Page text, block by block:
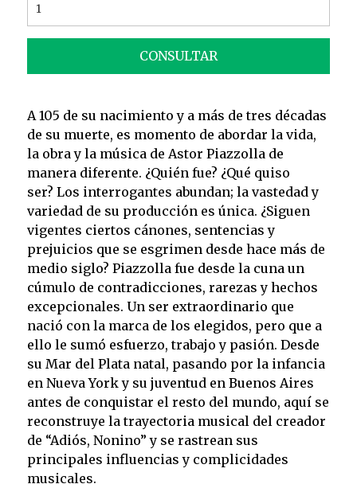
CONSULTAR
A 105 de su nacimiento y a más de tres décadas
de su muerte, es momento de abordar la vida,
la obra y la música de Astor Piazzolla de
manera diferente. ¿Quién fue? ¿Qué quiso
ser? Los interrogantes abundan; la vastedad y
variedad de su producción es única. ¿Siguen
vigentes ciertos cánones, sentencias y
prejuicios que se esgrimen desde hace más de
medio siglo? Piazzolla fue desde la cuna un
cúmulo de contradicciones, rarezas y hechos
excepcionales. Un ser extraordinario que
nació con la marca de los elegidos, pero que a
ello le sumó esfuerzo, trabajo y pasión. Desde
su Mar del Plata natal, pasando por la infancia
en Nueva York y su juventud en Buenos Aires
antes de conquistar el resto del mundo, aquí se
reconstruye la trayectoria musical del creador
de “Adiós, Nonino” y se rastrean sus
principales influencias y complicidades
musicales.